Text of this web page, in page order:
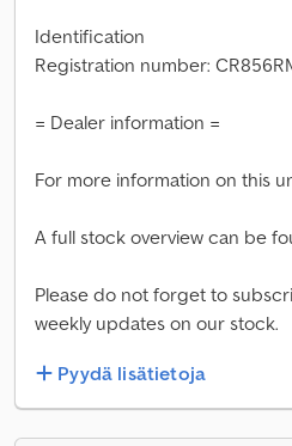
Identification
Registration number:
= Dealer information =
For more information on this
A full stock overview can be
Please do not forget to
weekly updates on our stock.
Pyydä lisätietoja